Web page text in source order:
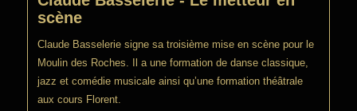
scène
Claude Basselerie signe sa troisième mise en scène pour le
Moulin des Roches. Il a une formation de danse classique,
jazz et comédie musicale ainsi qu’une formation théâtrale
aux cours Florent.